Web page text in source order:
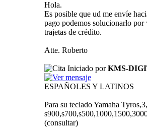
Hola.
Es posible que ud me envíe
pago podemos solucionarlo
trajetas de crédito.
Atte. Roberto
Iniciado porKMS-
ESPAÑOLES Y LATINOS
Para su teclado Yamaha
(consultar)